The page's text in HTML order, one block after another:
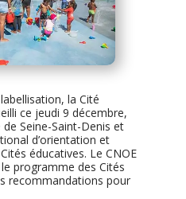
la Cité
ce jeudi 9 décembre,
Seine-Saint-Denis et
d’orientation et
éducatives. Le CNOE
programme des Cités
recommandations pour